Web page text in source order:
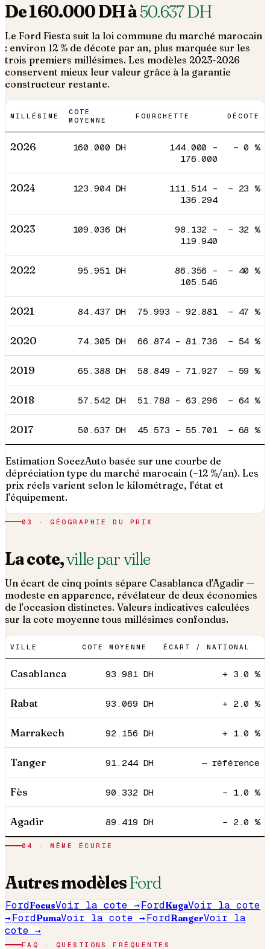
De160.000DH à50.637DH
Le Ford Fiesta suit la loi commune du marché marocain
: environ 12 % de décote par an, plus marquée sur les
trois premiers millésimes. Les modèles 2023-2026
conservent mieux leur valeur grâce à la garantie
constructeur restante.
MILLÉSIME
COTE
MOYENNE
FOURCHETTE DÉCOTE
2026 160.000 DH 144.000 –
176.000
−0 %
2024 123.904DH 111.514 –
136.294
− 23 %
2023 109.036 DH 98.132 –
119.940
− 32 %
2022 95.951DH 86.356 –
105.546
− 40 %
2021 84.437 DH 75.993 – 92.881 − 47 %
2020 74.305 DH 66.874– 81.736 − 54 %
2019 65.388 DH 58.849 – 71.927 − 59 %
2018 57.542 DH 51.788 – 63.296 − 64 %
2017 50.637 DH 45.573 – 55.701 − 68 %
Estimation SoeezAuto basée sur une courbe de
dépréciation type du marché marocain (−12 %/an). Les
prix réels varient selon le kilométrage, l'état et
l'équipement.
03 · GÉOGRAPHIE DU PRIX
La cote,ville par ville
Un écart de cinq points sépare Casablanca d'Agadir —
modeste en apparence, révélateur de deux économies
de l'occasion distinctes. Valeurs indicatives calculées
sur la cote moyenne tous millésimes confondus.
VILLE COTE MOYENNE ÉCART / NATIONAL
Casablanca 93.981DH + 3.0 %
Rabat 93.069 DH + 2.0 %
Marrakech 92.156 DH + 1.0 %
Tanger 91.244DH — référence
Fès 90.332 DH − 1.0 %
Agadir 89.419 DH − 2.0 %
04 · MÊME ÉCURIE
Autres modèlesFord
FordFocusVoir la cote →FordKugaVoir la cote
→FordPumaVoir la cote →FordRangerVoir la
cote →
FAQ · QUESTIONS FRÉQUENTES